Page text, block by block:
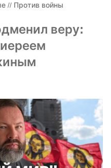
// Против войны
веру: